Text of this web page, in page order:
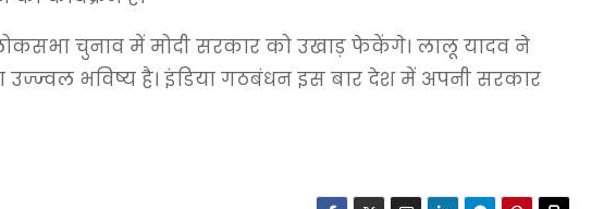
चुनाव में मोदी सरकार को उखाड़ फेकेंगे। लालू यादव ने
भविष्य है। इंडिया गठबंधन इस बार देश में अपनी सरकार